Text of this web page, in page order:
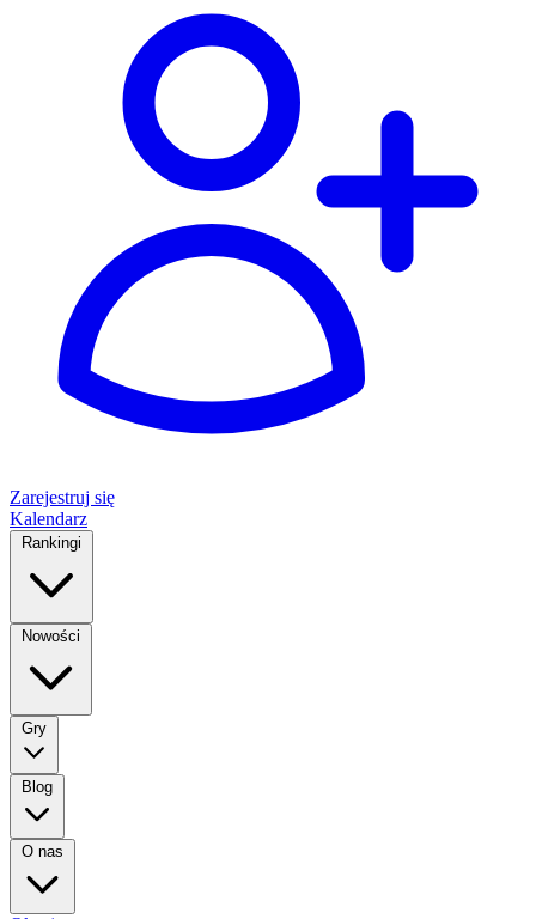
Zarejestruj się
Kalendarz
Rankingi
Nowości
Gry
Blog
O nas